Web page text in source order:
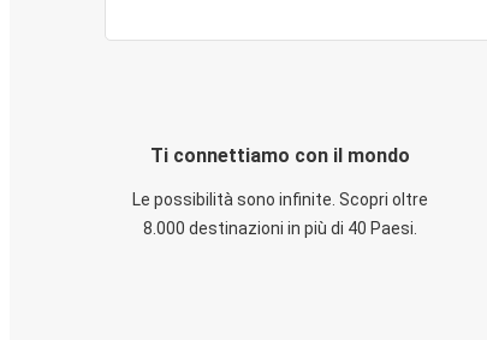
Ti connettiamo con il mondo
Le possibilità sono infinite. Scopri oltre
8.000 destinazioni in più di 40 Paesi.